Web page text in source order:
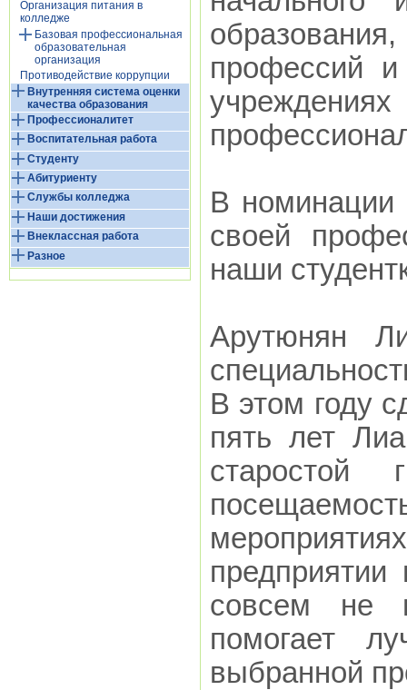
Организация питания в
колледже
Базовая профессиональная
образовательная
организация
Противодействие коррупции
Внутренняя система оценки
качества образования
Профессионалитет
Воспитательная работа
Студенту
Абитуриенту
Службы колледжа
Наши достижения
Внеклассная работа
Разное
профессий и
В номинации
своей
наши
Арутюнян
В этом году
пять лет
старостой
совсем не
помогает
выбранной